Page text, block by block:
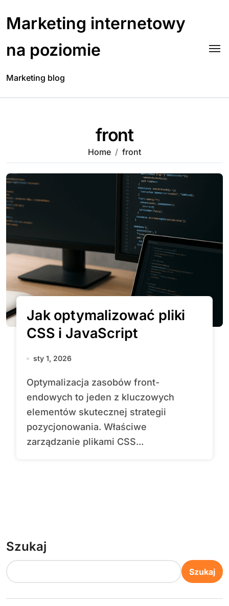
content
Marketing internetowy
na poziomie
Marketing blog
front
Home front
Jak optymalizować pliki
CSS i JavaScript
sty 1, 2026
Optymalizacja zasobów front-
endowych to jeden z kluczowych
elementów skutecznej strategii
pozycjonowania. Właściwe
zarządzanie plikami CSS...
Szukaj
Szukaj